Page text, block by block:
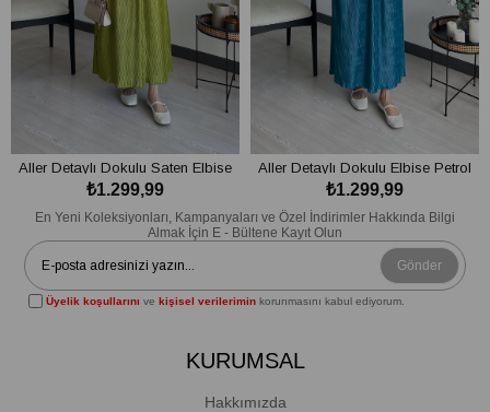
Aller Detaylı Dokulu Saten Elbise
Yağ Yeşili
₺1.299,99
Aller Detaylı Dokulu Elbise Petrol
Mavi
₺1.299,99
En Yeni Koleksiyonları, Kampanyaları ve Özel İndirimler Hakkında Bilgi
Almak İçin E - Bültene Kayıt Olun
Gönder
Üyelik koşullarını vekişisel verilerimin korunmasını kabul ediyorum.
KURUMSAL
Hakkımızda